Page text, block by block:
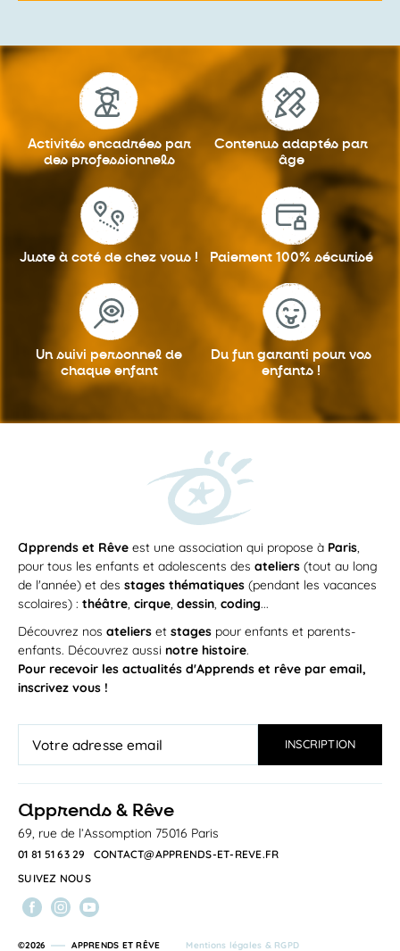
Activités encadrées par
des professionnels
Contenus adaptés par
âge
Juste à coté de chez vous ! Paiement 100% sécurisé
Un suivi personnel de
chaque enfant
Du fun garanti pour vos
enfants !
apprends et Rêve est une association qui propose à Paris,
pour tous les enfants et adolescents des ateliers (tout au long
de l'année) et des stages thématiques (pendant les vacances
scolaires) : théâtre, cirque, dessin, coding...
Découvrez nos ateliers et stages pour enfants et parents-
enfants. Découvrez aussi notre histoire.
Pour recevoir les actualités d'Apprends et rêve par email,
inscrivez vous !
apprends & Rêve
69, rue de l’Assomption 75016 Paris
01 81 51 63 29
CONTACT@APPRENDS-ET-REVE.FR
SUIVEZ NOUS
©2026 APPRENDS ET RÊVE Mentions légales & RGPD